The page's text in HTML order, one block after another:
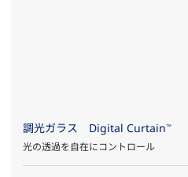
調光ガラス Digital Curtain™
光の透過を自在にコントロール